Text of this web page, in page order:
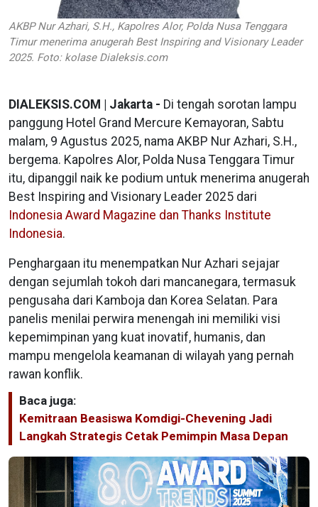
AKBP Nur Azhari, S.H., Kapolres Alor, Polda Nusa Tenggara
Timur menerima anugerah Best Inspiring and Visionary Leader
2025. Foto: kolase Dialeksis.com
DIALEKSIS.COM | Jakarta - Di tengah sorotan lampu
panggung Hotel Grand Mercure Kemayoran, Sabtu
malam, 9 Agustus 2025, nama AKBP Nur Azhari, S.H.,
bergema. Kapolres Alor, Polda Nusa Tenggara Timur
itu, dipanggil naik ke podium untuk menerima anugerah
Best Inspiring and Visionary Leader 2025 dari
Indonesia Award Magazine dan Thanks Institute
Indonesia.
Penghargaan itu menempatkan Nur Azhari sejajar
dengan sejumlah tokoh dari mancanegara, termasuk
pengusaha dari Kamboja dan Korea Selatan. Para
panelis menilai perwira menengah ini memiliki visi
kepemimpinan yang kuat inovatif, humanis, dan
mampu mengelola keamanan di wilayah yang pernah
rawan konflik.
Baca juga:
Kemitraan Beasiswa Komdigi-Chevening Jadi
Langkah Strategis Cetak Pemimpin Masa Depan